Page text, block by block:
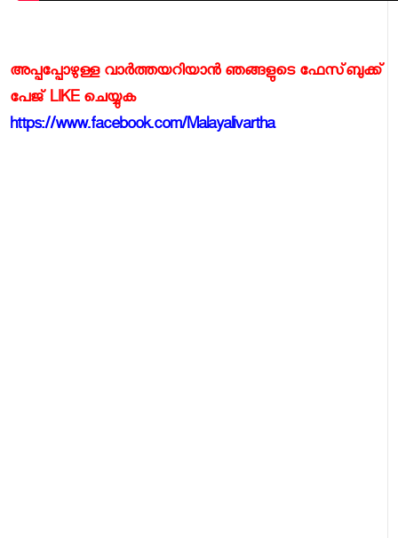
അപ്പപ്പോഴുള്ള വാര്‍ത്തയറിയാന്‍ ഞങ്ങളുടെ ഫേസ്‌ബുക്ക്‌
പേജ് LIKE ചെയ്യുക
https://www.facebook.com/Malayalivartha